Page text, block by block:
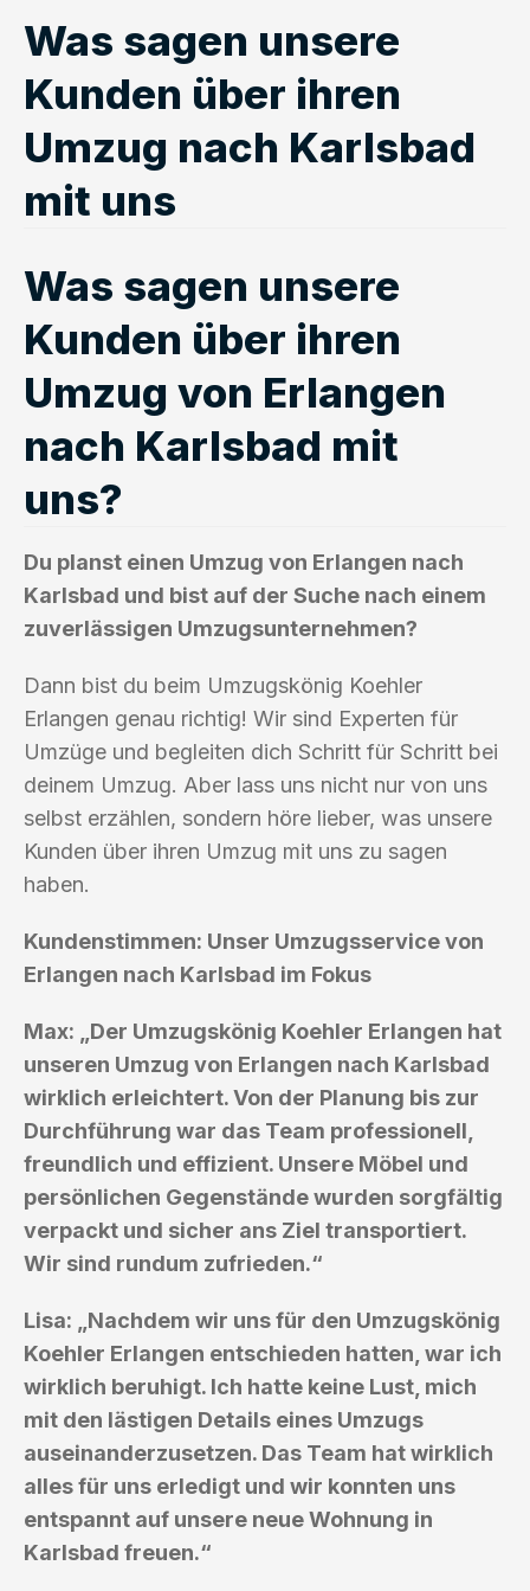
Was sagen unsere
Kunden über ihren
Umzug nach Karlsbad
mit uns
Was sagen unsere
Kunden über ihren
Umzug von Erlangen
nach Karlsbad mit
uns?
Du planst einen Umzug von Erlangen nach
Karlsbad und bist auf der Suche nach einem
zuverlässigen Umzugsunternehmen?
Dann bist du beim Umzugskönig Koehler
Erlangen genau richtig! Wir sind Experten für
Umzüge und begleiten dich Schritt für Schritt bei
deinem Umzug. Aber lass uns nicht nur von uns
selbst erzählen, sondern höre lieber, was unsere
Kunden über ihren Umzug mit uns zu sagen
haben.
Kundenstimmen: Unser Umzugsservice von
Erlangen nach Karlsbad im Fokus
Max: „Der Umzugskönig Koehler Erlangen hat
unseren Umzug von Erlangen nach Karlsbad
wirklich erleichtert. Von der Planung bis zur
Durchführung war das Team professionell,
freundlich und effizient. Unsere Möbel und
persönlichen Gegenstände wurden sorgfältig
verpackt und sicher ans Ziel transportiert.
Wir sind rundum zufrieden.“
Lisa: „Nachdem wir uns für den Umzugskönig
Koehler Erlangen entschieden hatten, war ich
wirklich beruhigt. Ich hatte keine Lust, mich
mit den lästigen Details eines Umzugs
auseinanderzusetzen. Das Team hat wirklich
alles für uns erledigt und wir konnten uns
entspannt auf unsere neue Wohnung in
Karlsbad freuen.“